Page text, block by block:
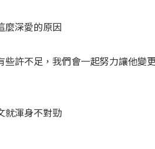
麼深愛的原因
許不足，我們會一起努力讓他變
就渾身不對勁